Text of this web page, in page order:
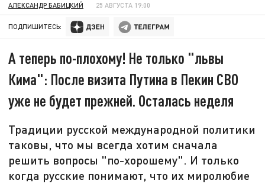
АЛЕКСАНДР БАБИЦКИЙ 25 АВГУСТА 19:00
ПОДПИШИТЕСЬ:
А теперь по-плохому! Не только "львы
Кима": После визита Путина в Пекин СВО
уже не будет прежней. Осталась неделя
Традиции русской международной политики
таковы, что мы всегда хотим сначала
решить вопросы "по-хорошему". И только
когда русские понимают, что их миролюбие